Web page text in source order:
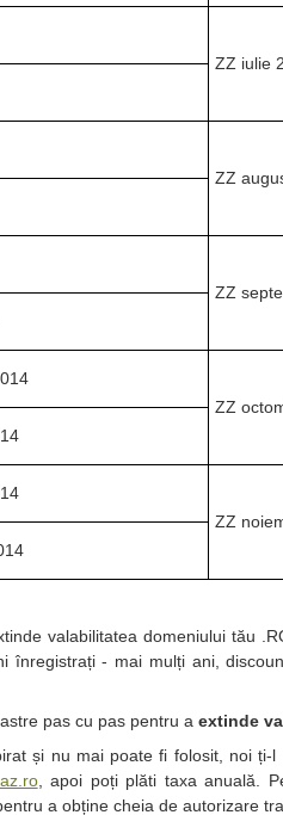
ZZ iulie
ZZ
ZZ
ZZ
ZZ
valabilitatea domeniului tău
înregistrați - mai mulți ani,
pas cu pas pentru aextinde
și nu mai poate fi folosit, noi ți-l
, apoi poți plăti taxa anuală.
a obține cheia de autorizare